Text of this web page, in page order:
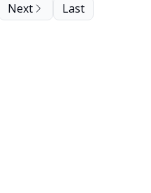
Next Last